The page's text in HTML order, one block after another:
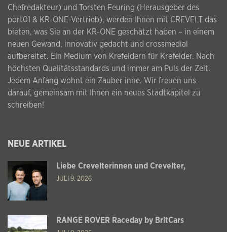
Chefredakteur) und Torsten Feuring (Herausgeber des
port01 & KR-ONE-Vertrieb), werden Ihnen mit CREVELT das
bieten, was Sie an der KR-ONE geschätzt haben – in einem
neuen Gewand, innovativ gedacht und crossmedial
aufbereitet. Ein Medium von Krefeldern für Krefelder. Nach
höchsten Qualitätsstandards und immer am Puls der Zeit.
Jedem Anfang wohnt ein Zauber inne. Wir freuen uns
darauf, gemeinsam mit Ihnen ein neues Stadtkapitel zu
schreiben!
NEUE ARTIKEL
Liebe Crevelterinnen und Crevelter,
JULI 9, 2026
RANGE ROVER Raceday by BritCars